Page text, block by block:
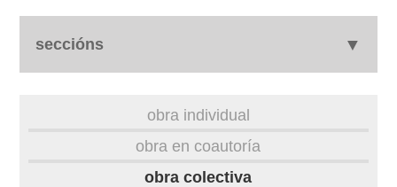
seccións
obra individual
obra en coautoría
obra colectiva